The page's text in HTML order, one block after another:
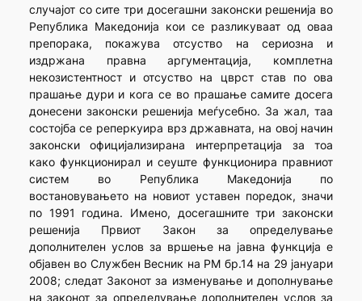
случајот со сите три досегашни законски решенија во
Република Македонија кои се разликуваат од оваа
препорака, покажува отсуство на сериозна и
издржана правна аргументација, комплетна
некозистентност и отсуство на цврст став по ова
прашање дури и кога се во прашање самите досега
донесени законски решенија меѓусебно. За жал, таа
состојба се реперкуира врз државната, на овој начин
законски официјализирана интерпретација за тоа
како функционирал и сеуште функционира правниот
систем во Република Македонија по
востановувањето на новиот уставен поредок, значи
по 1991 година. Имено, досегашните три законски
решенија Првиот Закон за определување
дополнителен услов за вршење на јавна функција е
објавен во Службен Весник на РМ бр.14 на 29 јануари
2008; следат Законот за изменување и дополнување
на законот за определување дополнителен услов за